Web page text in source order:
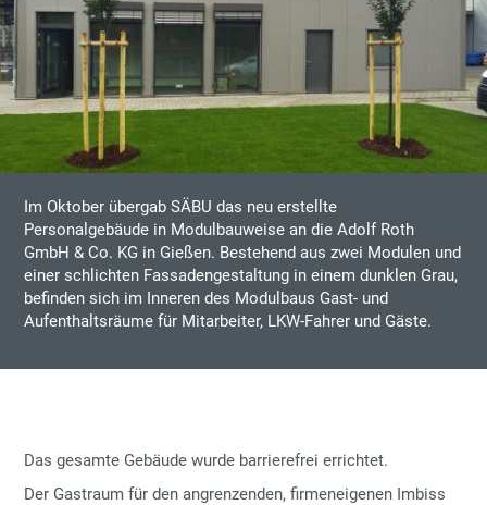
Im Oktober übergab SÄBU das neu erstellte
Personalgebäude in Modulbauweise an die Adolf Roth
GmbH & Co. KG in Gießen. Bestehend aus zwei Modulen und
einer schlichten Fassadengestaltung in einem dunklen Grau,
befinden sich im Inneren des Modulbaus Gast- und
Aufenthaltsräume für Mitarbeiter, LKW-Fahrer und Gäste.
Das gesamte Gebäude wurde barrierefrei errichtet.
Der Gastraum für den angrenzenden, firmeneigenen Imbiss